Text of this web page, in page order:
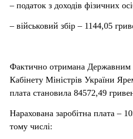
– податок з доходів фізичних
– військовий збір – 1144,05
Фактично отримана Державним
Кабінету Міністрів України
плата становила 84572,49
Нарахована заробітна плата –
тому числі: